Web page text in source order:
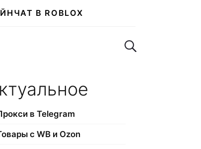
ЧАТ В ROBLOX
Поиск по сайту
в Telegram
с WB и Ozon